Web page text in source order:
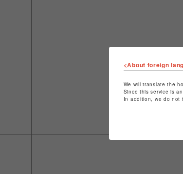
<About foreign
We will translate the
Since this service is
In addition, we do not